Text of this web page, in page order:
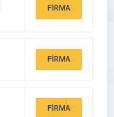
FİRMA
FİRMA
FİRMA